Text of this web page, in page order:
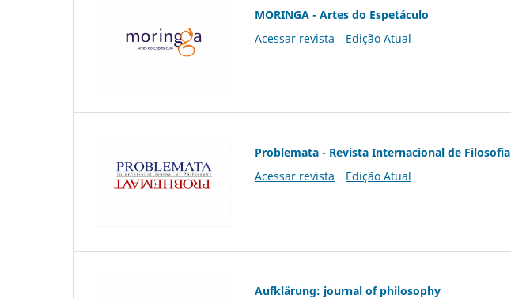
MORINGA - Artes do Espetáculo
Acessar revista
Edição Atual
Problemata - Revista Internacional de Filosofia
Acessar revista
Edição Atual
Aufklärung: journal of philosophy